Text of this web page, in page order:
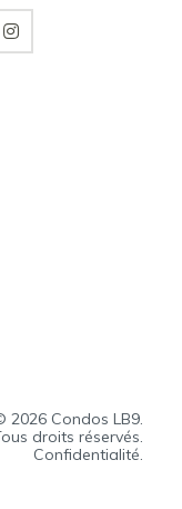
2026 Condos LB9.
droits réservés.
Confidentialité.